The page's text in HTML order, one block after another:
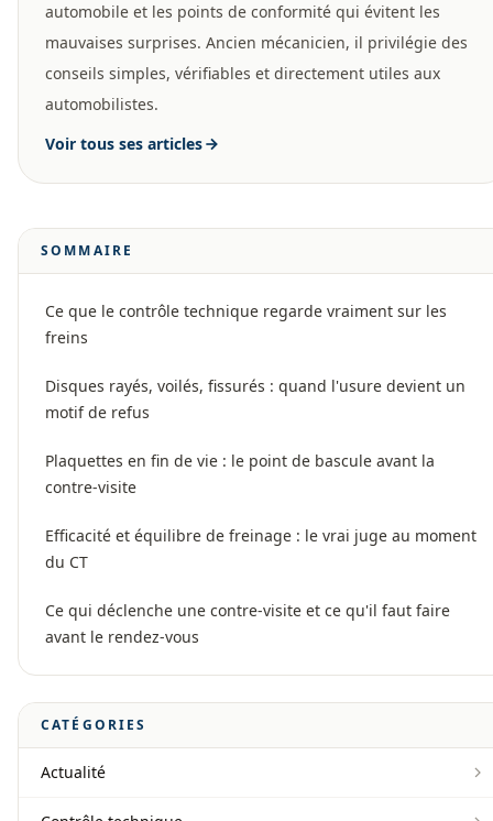
automobile et les points de conformité qui évitent les
mauvaises surprises. Ancien mécanicien, il privilégie des
conseils simples, vérifiables et directement utiles aux
automobilistes.
Voir tous ses articles
SOMMAIRE
Ce que le contrôle technique regarde vraiment sur les
freins
Disques rayés, voilés, fissurés : quand l'usure devient un
motif de refus
Plaquettes en fin de vie : le point de bascule avant la
contre-visite
Efficacité et équilibre de freinage : le vrai juge au moment
du CT
Ce qui déclenche une contre-visite et ce qu'il faut faire
avant le rendez-vous
CATÉGORIES
Actualité